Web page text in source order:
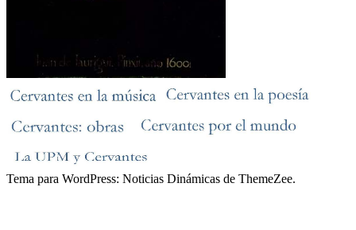
Tema para WordPress: Noticias Dinámicas de ThemeZee.